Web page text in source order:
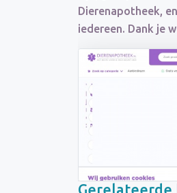
Dierenapotheek,
iedereen. Dank je
Gerelateerde